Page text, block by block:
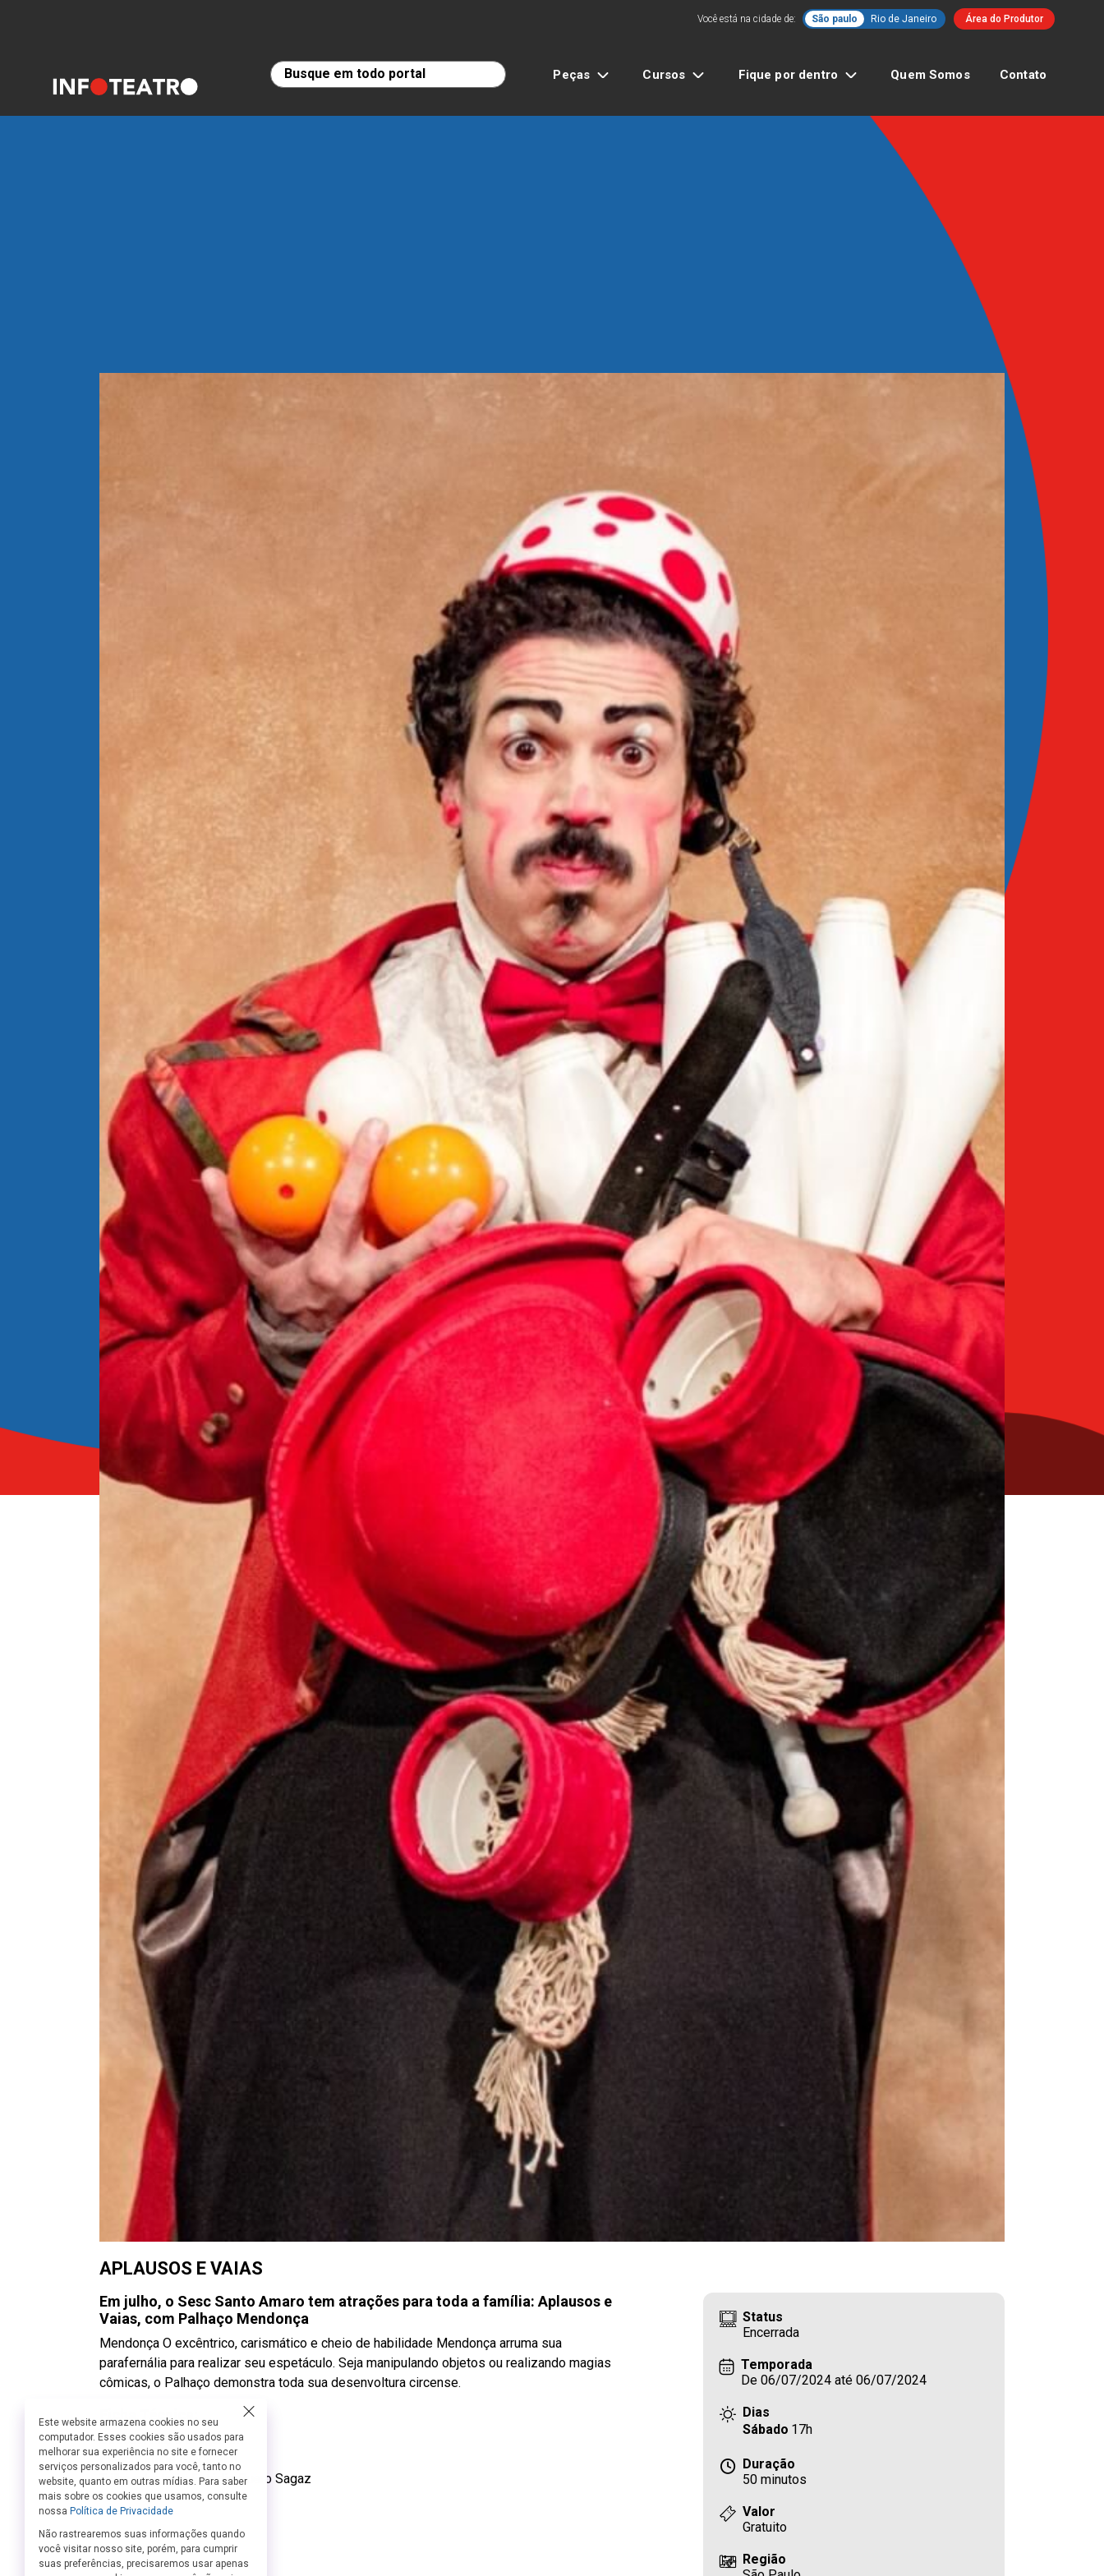
Você está na cidade de: São paulo Rio de Janeiro Área do Produtor
Peças Cursos Fique por dentro Quem Somos Contato
APLAUSOS E VAIAS
Em julho, o Sesc Santo Amaro tem atrações para toda a família: Aplausos e
Vaias, com Palhaço Mendonça
Mendonça O excêntrico, carismático e cheio de habilidade Mendonça arruma sua
parafernália para realizar seu espetáculo. Seja manipulando objetos ou realizando magias
cômicas, o Palhaço demonstra toda sua desenvoltura circense.
Ficha Técnica:
Direção: Filipe Bregantim
Elenco: Filipe Bregantim
Trilha adaptada: Estúdio Buero Sagaz
Status
Encerrada
Temporada
De 06/07/2024 até 06/07/2024
Dias
Sábado 17h
Duração
50 minutos
Valor
Gratuito
Região
Este website armazena cookies no seu
computador. Esses cookies são usados para
melhorar sua experiência no site e fornecer
serviços personalizados para você, tanto no
website, quanto em outras mídias. Para saber
mais sobre os cookies que usamos, consulte
nossa Política de Privacidade
Não rastrearemos suas informações quando
você visitar nosso site, porém, para cumprir
suas preferências, precisaremos usar apenas